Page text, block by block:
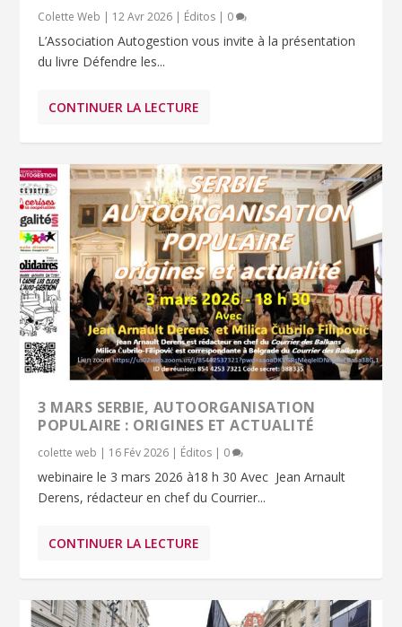
Colette Web | 12 Avr 2026 | Éditos | 0
L’Association Autogestion vous invite à la présentation
du livre Défendre les...
CONTINUER LA LECTURE
3 MARS SERBIE, AUTOORGANISATION
POPULAIRE : ORIGINES ET ACTUALITÉ
colette web | 16 Fév 2026 | Éditos | 0
webinaire le 3 mars 2026 à18 h 30 Avec Jean Arnault
Derens, rédacteur en chef du Courrier...
CONTINUER LA LECTURE